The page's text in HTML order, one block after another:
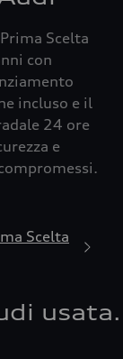
Scelta
con
incluso e il
24 ore
e
Scelta
usata.